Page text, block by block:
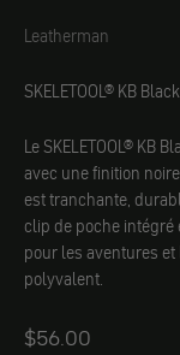
Leatherman
Leatherman
SKELETOOL® KB Black
Le SKELETOOL® KB
avec une finition
est tranchante,
clip de poche
pour les aventures
polyvalent.
Angebot
$56.00